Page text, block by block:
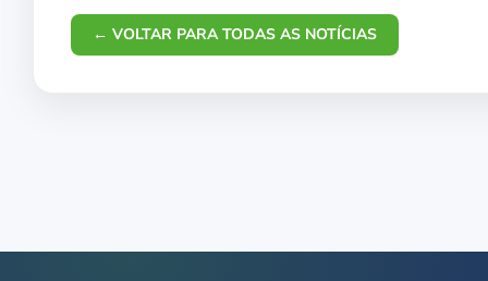
← VOLTAR PARA TODAS AS NOTÍCIAS